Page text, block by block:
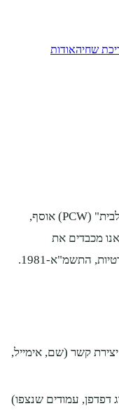
שחיהאודות
מדיניות פרטיות זו מסבירה כיצד אתר "הכל לבית" (PCW) אוסף,
מכבדים את
התשמ"א-1981.
קשר (שם, אימייל,
דפדפן, עמודים שנצפו)